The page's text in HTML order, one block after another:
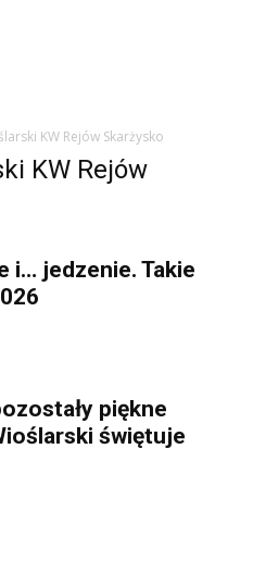
KW Rejów Skarżysko
KW Rejów
i… jedzenie. Takie
piękne
świętuje